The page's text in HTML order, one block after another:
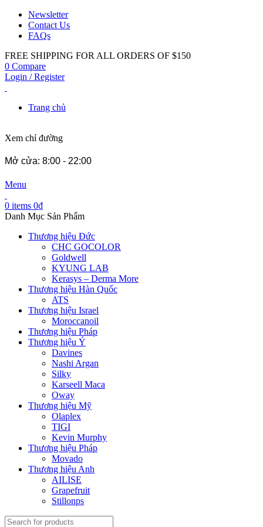
Newsletter
Contact Us
FAQs
FREE SHIPPING FOR ALL ORDERS OF $150
0 Compare
Login / Register
Trang chủ
Xem chỉ đường
Mở cửa: 8:00 - 22:00
Menu
0 items 0₫
Danh Mục Sản Phẩm
Thương hiệu Đức
CHC GOCOLOR
Goldwell
KYUNG LAB
Kerasys – Derma More
Thương hiệu Hàn Quốc
ATS
Thương hiệu Israel
Moroccanoil
Thương hiệu Pháp
Thương hiệu Ý
Davines
Nashi Argan
Silky
Karseell Maca
Oway
Thương hiệu Mỹ
Olaplex
TIGI
Kevin Murphy
Thương hiệu Pháp
Movado
Thương hiệu Anh
AILISE
Grapefruit
Stillonps